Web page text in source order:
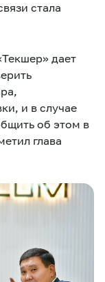
стала
дает
и в случае
об этом в
глава